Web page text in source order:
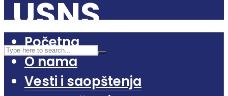
Početna
O nama
Vesti i saopštenja